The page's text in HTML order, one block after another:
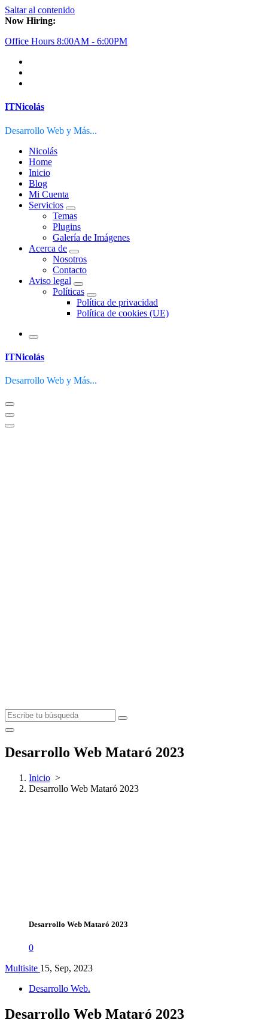
Saltar al contenido
Now Hiring:
Office Hours 8:00AM - 6:00PM
ITNicolás
Desarrollo Web y Más...
Nicolás
Home
Inicio
Blog
Mi Cuenta
Servicios
Temas
Plugins
Galería de Imágenes
Acerca de
Nosotros
Contacto
Aviso legal
Políticas
Política de privacidad
Política de cookies (UE)
ITNicolás
Desarrollo Web y Más...
Desarrollo Web Mataró 2023
Inicio >
Desarrollo Web Mataró 2023
Desarrollo Web Mataró 2023
0
Multisite 15, Sep, 2023
Desarrollo Web.
Desarrollo Web Mataró 2023